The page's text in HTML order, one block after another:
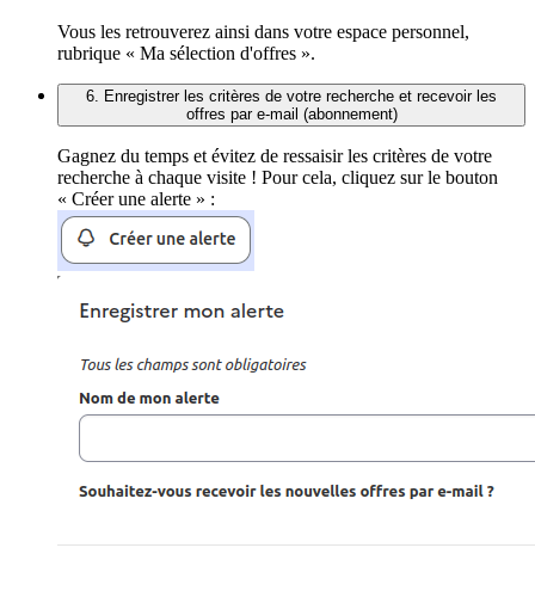
Vous les retrouverez ainsi dans votre espace personnel,
rubrique « Ma sélection d'offres ».
6. Enregistrer les critères de votre recherche et recevoir les
offres par e-mail (abonnement)
Gagnez du temps et évitez de ressaisir les critères de votre
recherche à chaque visite ! Pour cela, cliquez sur le bouton
« Créer une alerte » :